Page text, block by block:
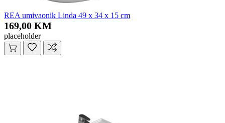
REA umivaonik Linda 49 x 34 x 15 cm
169,00 KM
placeholder